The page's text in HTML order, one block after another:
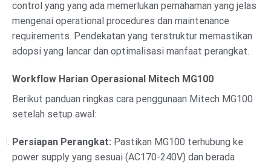
control yang yang ada memerlukan pemahaman yang jelas
mengenai operational procedures dan maintenance
requirements. Pendekatan yang terstruktur memastikan
adopsi yang lancar dan optimalisasi manfaat perangkat.
Workflow Harian Operasional Mitech MG100
Berikut panduan ringkas cara penggunaan Mitech MG100
setelah setup awal:
Persiapan Perangkat: Pastikan MG100 terhubung ke
power supply yang sesuai (AC170-240V) dan berada